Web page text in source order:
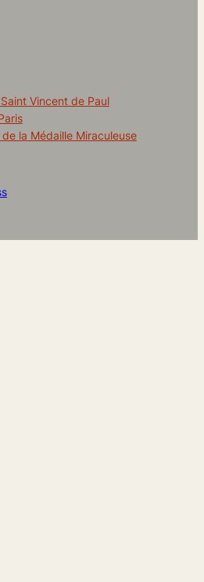
Vincent de Paul
la Médaille Miraculeuse